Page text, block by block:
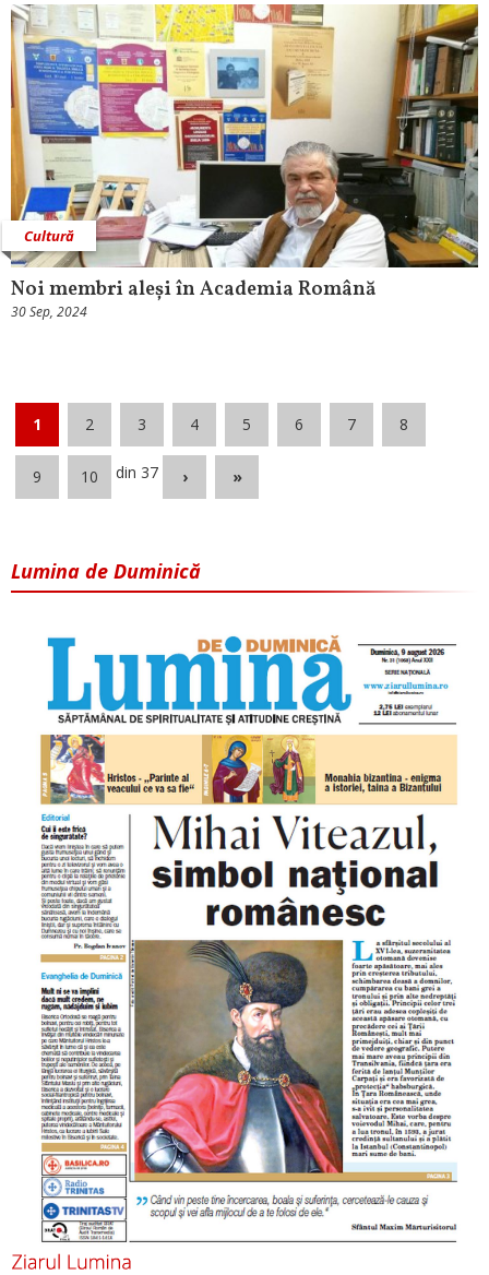
Cultură
Noi membri aleși în Academia Română
30 Sep, 2024
1 2 3 4 5 6 7 8
9 10 din 37 › »
Lumina de Duminică